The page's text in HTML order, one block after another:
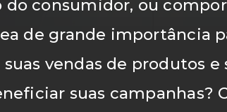
consumidor, ou
de grande importância
vendas de produtos e
suas campanhas?